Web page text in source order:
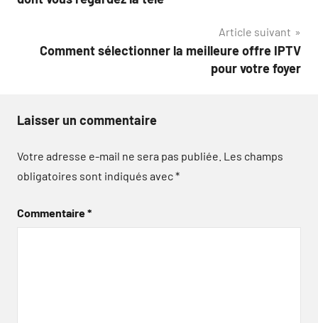
Article suivant
Comment sélectionner la meilleure offre IPTV
pour votre foyer
Laisser un commentaire
Votre adresse e-mail ne sera pas publiée. Les champs
obligatoires sont indiqués avec*
Commentaire*